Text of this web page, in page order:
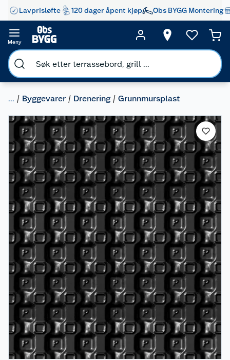
Lavprisløfte 120 dager åpent kjøp Obs BYGG Montering
Meny
... Byggevarer Drenering Grunnmursplast